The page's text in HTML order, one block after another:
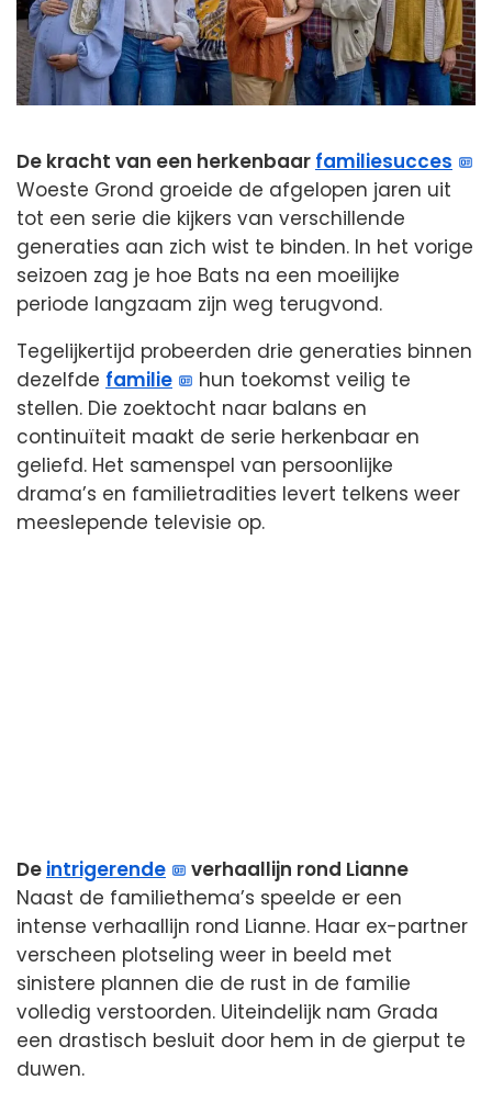
De kracht van een herkenbaar familiesucces
Woeste Grond groeide de afgelopen jaren uit
tot een serie die kijkers van verschillende
generaties aan zich wist te binden. In het vorige
seizoen zag je hoe Bats na een moeilijke
periode langzaam zijn weg terugvond.
Tegelijkertijd probeerden drie generaties binnen
dezelfde familie
hun toekomst veilig te
stellen. Die zoektocht naar balans en
continuïteit maakt de serie herkenbaar en
geliefd. Het samenspel van persoonlijke
drama’s en familietradities levert telkens weer
meeslepende televisie op.
De intrigerende
verhaallijn rond Lianne
Naast de familiethema’s speelde er een
intense verhaallijn rond Lianne. Haar ex-partner
verscheen plotseling weer in beeld met
sinistere plannen die de rust in de familie
volledig verstoorden. Uiteindelijk nam Grada
een drastisch besluit door hem in de gierput te
duwen.